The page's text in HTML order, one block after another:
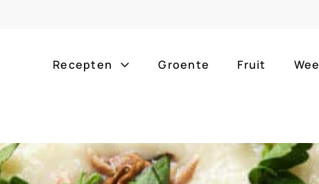
Recepten
ontbijt bijgerechten alle
Groente Fruit